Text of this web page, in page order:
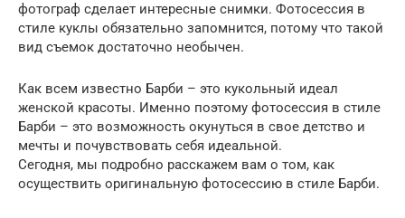
фотограф сделает интересные снимки. Фотосессия в
стиле куклы обязательно запомнится, потому что такой
вид съемок достаточно необычен.
Как всем известно Барби – это кукольный идеал
женской красоты. Именно поэтому фотосессия в стиле
Барби – это возможность окунуться в свое детство и
мечты и почувствовать себя идеальной.
Сегодня, мы подробно расскажем вам о том, как
осуществить оригинальную фотосессию в стиле Барби.